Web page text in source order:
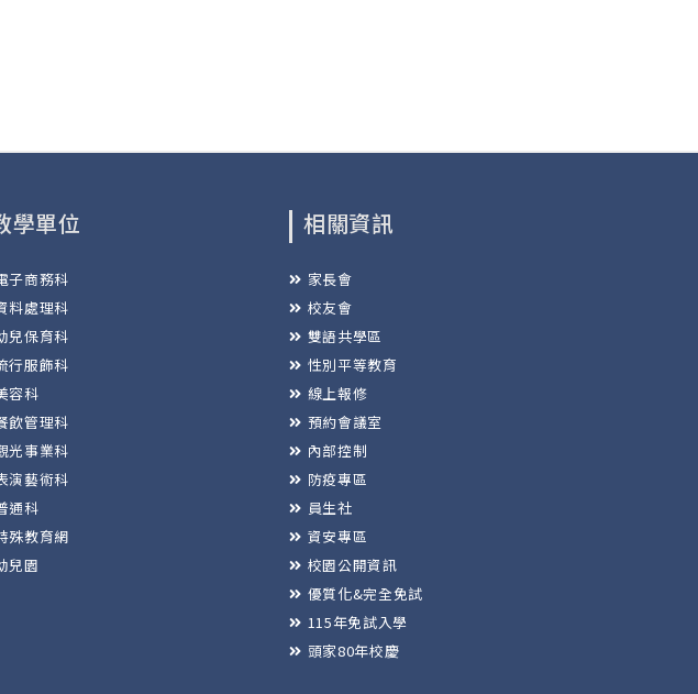
學單位
子商務科
料處理科
兒保育科
行服飾科
容科
飲管理科
光事業科
演藝術科
通科
殊教育網
兒園
相關資訊
家長會
校友會
雙語共學區
性別平等教育
線上報修
預約會議室
內部控制
防疫專區
員生社
資安專區
校園公開資訊
優質化&完全免試
115年免試入學
頭家80年校慶